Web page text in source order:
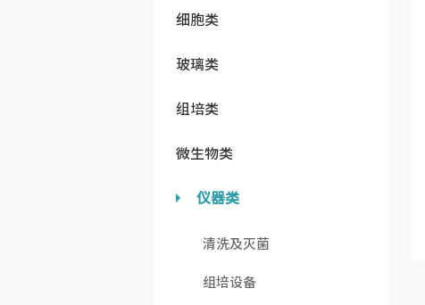
细胞类
玻璃类
组培类
微生物类
仪器类
清洗及灭菌
组培设备